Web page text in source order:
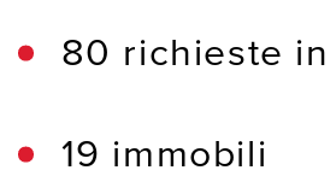
80 richieste in
19 immobili